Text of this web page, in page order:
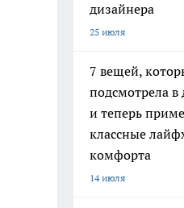
дизайнера
25 июля
7 вещей,
подсмотрела в
и теперь
классные
комфорта
14 июля